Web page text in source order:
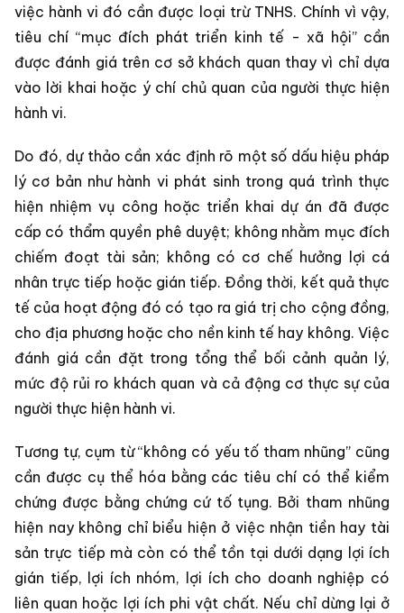
việc hành vi đó cần được loại trừ TNHS. Chính vì vậy,
tiêu chí “mục đích phát triển kinh tế - xã hội” cần
được đánh giá trên cơ sở khách quan thay vì chỉ dựa
vào lời khai hoặc ý chí chủ quan của người thực hiện
hành vi.
Do đó, dự thảo cần xác định rõ một số dấu hiệu pháp
lý cơ bản như hành vi phát sinh trong quá trình thực
hiện nhiệm vụ công hoặc triển khai dự án đã được
cấp có thẩm quyền phê duyệt; không nhằm mục đích
chiếm đoạt tài sản; không có cơ chế hưởng lợi cá
nhân trực tiếp hoặc gián tiếp. Đồng thời, kết quả thực
tế của hoạt động đó có tạo ra giá trị cho cộng đồng,
cho địa phương hoặc cho nền kinh tế hay không. Việc
đánh giá cần đặt trong tổng thể bối cảnh quản lý,
mức độ rủi ro khách quan và cả động cơ thực sự của
người thực hiện hành vi.
Tương tự, cụm từ “không có yếu tố tham nhũng” cũng
cần được cụ thể hóa bằng các tiêu chí có thể kiểm
chứng được bằng chứng cứ tố tụng. Bởi tham nhũng
hiện nay không chỉ biểu hiện ở việc nhận tiền hay tài
sản trực tiếp mà còn có thể tồn tại dưới dạng lợi ích
gián tiếp, lợi ích nhóm, lợi ích cho doanh nghiệp có
liên quan hoặc lợi ích phi vật chất. Nếu chỉ dừng lại ở